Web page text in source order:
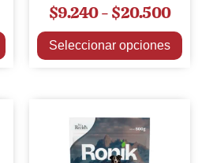
$9.240-$20.500
Seleccionar opciones